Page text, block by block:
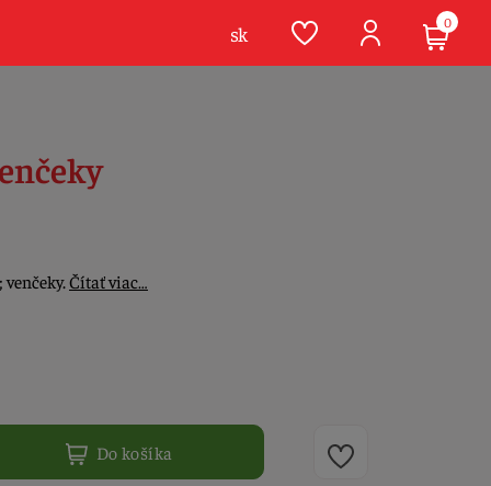
Čítať viac…
Do košíka
sk 0